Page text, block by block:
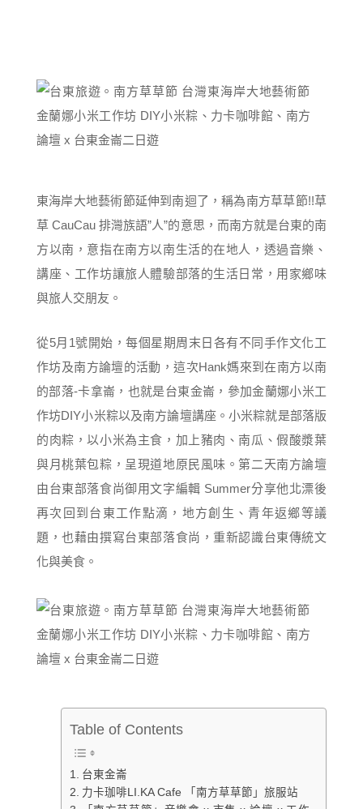
東海岸大地藝術節延伸到南迴了，稱為南方草草節!!草
草 CauCau 排灣族語”人”的意思，而南方就是台東的南
方以南，意指在南方以南生活的在地人，透過音樂、
講座、工作坊讓旅人體驗部落的生活日常，用家鄉味
與旅人交朋友。
從5月1號開始，每個星期周末日各有不同手作文化工
作坊及南方論壇的活動，這次Hank媽來到在南方以南
的部落-卡拿崙，也就是台東金崙，參加金蘭娜小米工
作坊DIY小米粽以及南方論壇講座。小米粽就是部落版
的肉粽，以小米為主食，加上豬肉、南瓜、假酸漿葉
與月桃葉包粽，呈現道地原民風味。第二天南方論壇
由台東部落食尚御用文字編輯 Summer分享他北漂後
再次回到台東工作點滴，地方創生、青年返鄉等議
題，也藉由撰寫台東部落食尚，重新認識台東傳統文
化與美食。
Table of Contents
台東金崙
力卡珈啡LI.KA Cafe 「南方草草節」旅服站